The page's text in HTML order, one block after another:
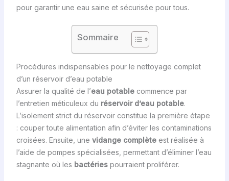
pour garantir une eau saine et sécurisée pour tous.
Sommaire
Procédures indispensables pour le nettoyage complet
d’un réservoir d’eau potable
Assurer la qualité de l’eau potablecommence par
l’entretien méticuleux du réservoir d’eau potable.
L’isolement strict du réservoir constitue la première étape
: couper toute alimentation afin d’éviter les contaminations
croisées. Ensuite, une vidange complèteest réalisée à
l’aide de pompes spécialisées, permettant d’éliminer l’eau
stagnante où les bactériespourraient proliférer.